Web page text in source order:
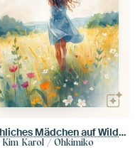
Fröhliches Mädchen auf Wildblumenwiese
Kim Karol / Ohkimiko